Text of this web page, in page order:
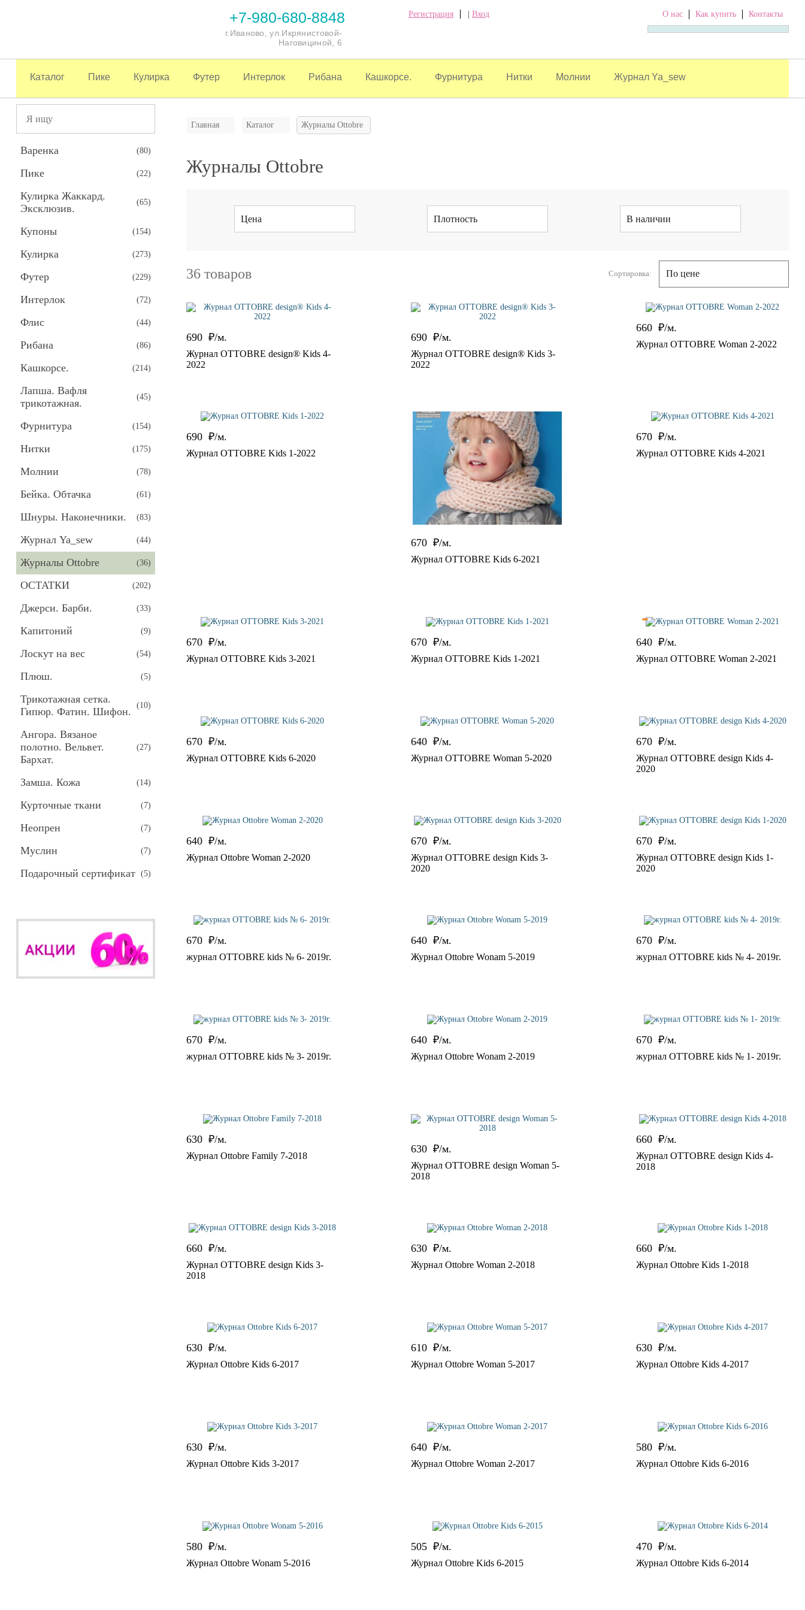
+7-980-680-8848
г.Иваново, ул.Икрянистовой-
Наговициной, 6
Регистрация Вход О нас Как купить Контакты
Каталог Пике Кулирка Футер Интерлок Рибана Кашкорсе. Фурнитура Нитки Молнии Журнал Ya_sew
Варенка (80)
Пике (22)
Кулирка Жаккард.
Эксклюзив.
(65)
Купоны (154)
Кулирка (273)
Футер (229)
Интерлок (72)
Флис (44)
Рибана (86)
Кашкорсе. (214)
Лапша. Вафля
трикотажная.
(45)
Фурнитура (154)
Нитки (175)
Молнии (78)
Бейка. Обтачка (61)
Шнуры. Наконечники. (83)
Журнал Ya_sew (44)
Журналы Ottobre (36)
ОСТАТКИ (202)
Джерси. Барби. (33)
Капитоний (9)
Лоскут на вес (54)
Плюш. (5)
Трикотажная сетка.
Гипюр. Фатин. Шифон.
(10)
Ангора. Вязаное
полотно. Вельвет.
Бархат.
(27)
Замша. Кожа (14)
Курточные ткани (7)
Неопрен (7)
Муслин (7)
Подарочный сертификат (5)
Главная Каталог Журналы Ottobre
Журналы Ottobre
Цена Плотность В наличии
36 товаров Сортировка: По цене
690 ₽/м.
Журнал OTTOBRE design® Kids 4-
2022
690 ₽/м.
Журнал OTTOBRE design® Kids 3-
2022
660 ₽/м.
Журнал OTTOBRE Woman 2-2022
690 ₽/м.
Журнал OTTOBRE Kids 1-2022
670 ₽/м.
Журнал OTTOBRE Kids 6-2021
670 ₽/м.
Журнал OTTOBRE Kids 4-2021
670 ₽/м.
Журнал OTTOBRE Kids 3-2021
670 ₽/м.
Журнал OTTOBRE Kids 1-2021
640 ₽/м.
Журнал OTTOBRE Woman 2-2021
670 ₽/м.
Журнал OTTOBRE Kids 6-2020
640 ₽/м.
Журнал OTTOBRE Woman 5-2020
670 ₽/м.
Журнал OTTOBRE design Kids 4-
2020
640 ₽/м.
Журнал Ottobre Woman 2-2020
670 ₽/м.
Журнал OTTOBRE design Kids 3-
2020
670 ₽/м.
Журнал OTTOBRE design Kids 1-
2020
670 ₽/м.
журнал OTTOBRE kids № 6- 2019г.
640 ₽/м.
Журнал Ottobre Wonam 5-2019
670 ₽/м.
журнал OTTOBRE kids № 4- 2019г.
670 ₽/м.
журнал OTTOBRE kids № 3- 2019г.
640 ₽/м.
Журнал Ottobre Wonam 2-2019
670 ₽/м.
журнал OTTOBRE kids № 1- 2019г.
630 ₽/м.
Журнал Ottobre Family 7-2018
630 ₽/м.
Журнал OTTOBRE design Woman 5-
2018
660 ₽/м.
Журнал OTTOBRE design Kids 4-
2018
660 ₽/м.
Журнал OTTOBRE design Kids 3-
2018
630 ₽/м.
Журнал Ottobre Woman 2-2018
660 ₽/м.
Журнал Ottobre Kids 1-2018
630 ₽/м.
Журнал Ottobre Kids 6-2017
610 ₽/м.
Журнал Ottobre Woman 5-2017
630 ₽/м.
Журнал Ottobre Kids 4-2017
630 ₽/м.
Журнал Ottobre Kids 3-2017
640 ₽/м.
Журнал Ottobre Woman 2-2017
580 ₽/м.
Журнал Ottobre Kids 6-2016
580 ₽/м.
Журнал Ottobre Wonam 5-2016
505 ₽/м.
Журнал Ottobre Kids 6-2015
470 ₽/м.
Журнал Ottobre Kids 6-2014